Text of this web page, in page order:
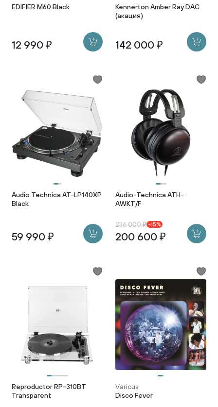
EDIFIER M60 Black
12 990 ₽
Kennerton Amber Ray DAC
(акация)
142 000 ₽
Audio Technica AT-LP140XP
Black
59 990 ₽
Audio-Technica ATH-
AWKT/F
236 000 ₽ -15%
200 600 ₽
Reproductor RP-310BT
Transparent
Various
Disco Fever